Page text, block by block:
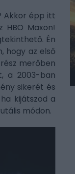
Akkor épp itt
Maxon!
Én
hogy az első
merőben
a 2003-ban
sikerét és
kijátszod a
módon.